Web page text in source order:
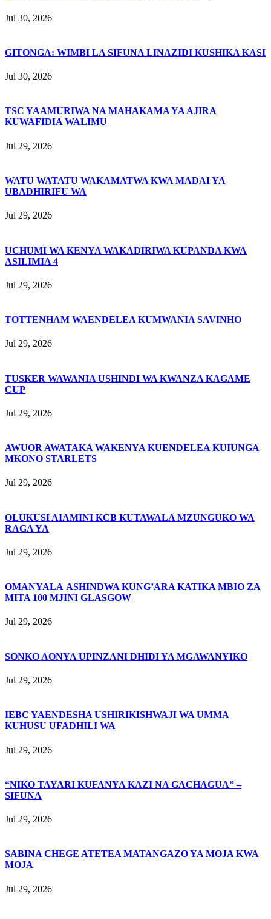
Jul 30, 2026
GITONGA: WIMBI LA SIFUNA LINAZIDI KUSHIKA KASI
Jul 30, 2026
TSC YAAMURIWA NA MAHAKAMA YA AJIRA
KUWAFIDIA WALIMU
Jul 29, 2026
WATU WATATU WAKAMATWA KWA MADAI YA
UBADHIRIFU WA
Jul 29, 2026
UCHUMI WA KENYA WAKADIRIWA KUPANDA KWA
ASILIMIA 4
Jul 29, 2026
TOTTENHAM WAENDELEA KUMWANIA SAVINHO
Jul 29, 2026
TUSKER WAWANIA USHINDI WA KWANZA KAGAME
CUP
Jul 29, 2026
AWUOR AWATAKA WAKENYA KUENDELEA KUIUNGA
MKONO STARLETS
Jul 29, 2026
OLUKUSI AIAMINI KCB KUTAWALA MZUNGUKO WA
RAGA YA
Jul 29, 2026
OMANYALA ASHINDWA KUNG’ARA KATIKA MBIO ZA
MITA 100 MJINI GLASGOW
Jul 29, 2026
SONKO AONYA UPINZANI DHIDI YA MGAWANYIKO
Jul 29, 2026
IEBC YAENDESHA USHIRIKISHWAJI WA UMMA
KUHUSU UFADHILI WA
Jul 29, 2026
“NIKO TAYARI KUFANYA KAZI NA GACHAGUA” –
SIFUNA
Jul 29, 2026
SABINA CHEGE ATETEA MATANGAZO YA MOJA KWA
MOJA
Jul 29, 2026